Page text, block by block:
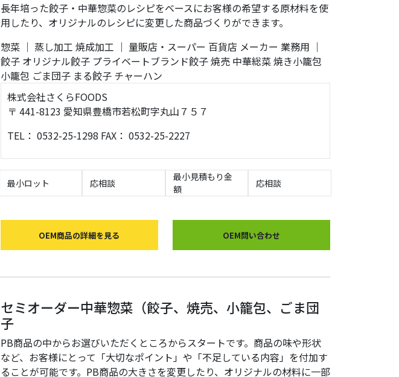
長年培った餃子・中華惣菜のレシピをベースにお客様の希望する原材料を使
用したり、オリジナルのレシピに変更した商品づくりができます。
惣菜｜ 蒸し加工 焼成加工 ｜ 量販店・スーパー 百貨店 メーカー 業務用 ｜
餃子 オリジナル餃子 プライベートブランド餃子焼売 中華総菜焼き小籠包
小籠包 ごま団子 まる餃子 チャーハン
株式会社さくらFOODS
〒 441-8123 愛知県豊橋市若松町字丸山７５７
TEL： 0532-25-1298 FAX： 0532-25-2227
最小ロット 応相談
最小見積もり金
額
応相談
OEM商品の詳細を見る OEM問い合わせ
セミオーダー中華惣菜（餃子、焼売、小籠包、ごま団
子
PB商品の中からお選びいただくところからスタートです。商品の味や形状
など、お客様にとって「大切なポイント」や「不足している内容」を付加す
ることが可能です。PB商品の大きさを変更したり、オリジナルの材料に一部